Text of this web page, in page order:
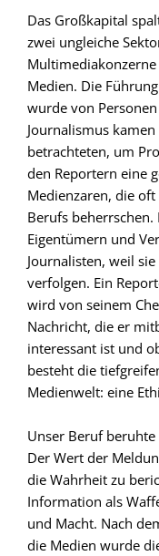
Das Großkapital
zwei ungleiche
Medien. Die
wurde von
Journalismus
betrachteten, um
den Reportern eine
Medienzaren, die
Berufs beherrschen.
Eigentümern und
Journalisten, weil
verfolgen. Ein
wird von seinem
Nachricht, die er
interessant ist und
besteht die
Medienwelt: eine
Unser Beruf
Der Wert der
die Wahrheit zu
Information als
und Macht. Nach
die Medien wurde